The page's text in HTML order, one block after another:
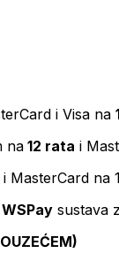
i Visa na
na 12 rata i
MasterCard na
sustava